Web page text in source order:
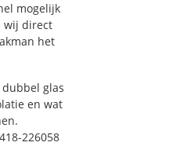
mogelijk
wij direct
het
glas
en wat
226058